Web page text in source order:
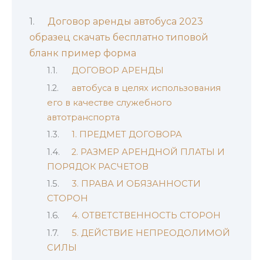
Договор аренды автобуса 2023
образец скачать бесплатно типовой
бланк пример форма
ДОГОВОР АРЕНДЫ
автобуса в целях использования
его в качестве служебного
автотранспорта
1. ПРЕДМЕТ ДОГОВОРА
2. РАЗМЕР АРЕНДНОЙ ПЛАТЫ И
ПОРЯДОК РАСЧЕТОВ
3. ПРАВА И ОБЯЗАННОСТИ
СТОРОН
4. ОТВЕТСТВЕННОСТЬ СТОРОН
5. ДЕЙСТВИЕ НЕПРЕОДОЛИМОЙ
СИЛЫ